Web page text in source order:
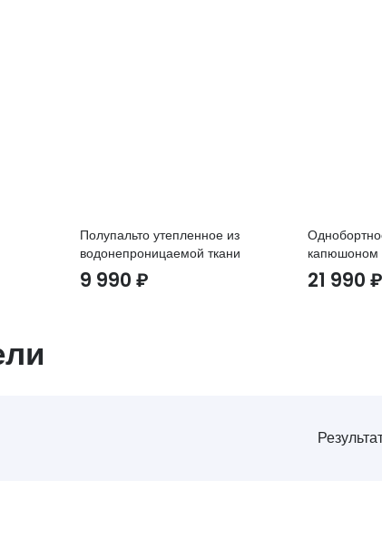
Полупальто утепленное из
водонепроницаемой ткани
9 990₽
капюшоном
21 990₽